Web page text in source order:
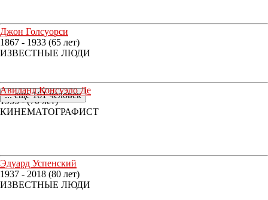
Джон Голсуорси
1867 - 1933 (65 лет)
ИЗВЕСТНЫЕ ЛЮДИ
Авиланд Консуэло Де
1955 - (70 лет)
КИНЕМАТОГРАФИСТ
... еще 161 человек
Эдуард Успенский
1937 - 2018 (80 лет)
ИЗВЕСТНЫЕ ЛЮДИ